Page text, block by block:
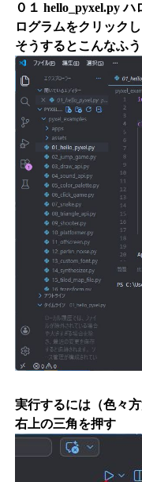
０１ hello_pyxel.py
ログラムをクリック
そうするとこんなふ
実行するには（色々方
右上の三角を押す